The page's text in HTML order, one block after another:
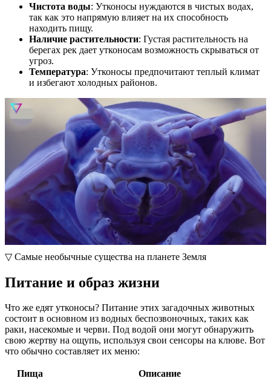
Чистота воды: Утконосы нуждаются в чистых водах,
так как это напрямую влияет на их способность
находить пищу.
Наличие растительности: Густая растительность на
берегах рек дает утконосам возможность скрываться от
угроз.
Температура: Утконосы предпочитают теплый климат
и избегают холодных районов.
▽ Самые необычные существа на планете Земля
Питание и образ жизни
Что же едят утконосы? Питание этих загадочных животных
состоит в основном из водных беспозвоночных, таких как
раки, насекомые и черви. Под водой они могут обнаружить
свою жертву на ощупь, используя свои сенсоры на клюве. Вот
что обычно составляет их меню:
Пища
Описание